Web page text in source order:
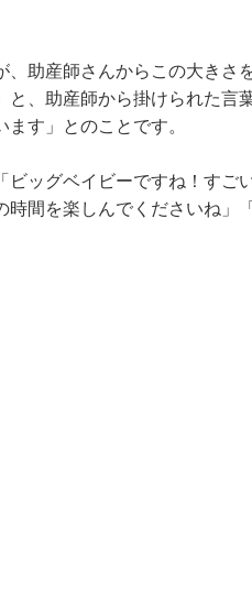
助産師さんからこの大きさ
、助産師から掛けられた言
す」とのことです。
ッグベイビーですね！すご
間を楽しんでくださいね」